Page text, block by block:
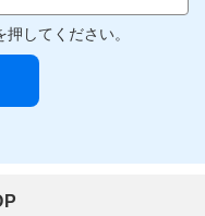
してください。